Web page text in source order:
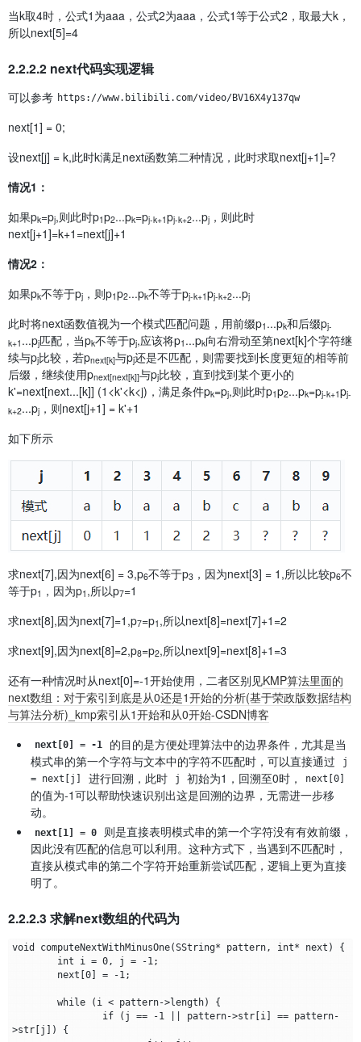
当k取4时，公式1为aaa，公式2为aaa，公式1等于公式2，取最大k，
所以next[5]=4
2.2.2.2 next代码实现逻辑
可以参考 https://www.bilibili.com/video/BV16X4y137qw
next[1] = 0;
设next[j] = k,此时k满足next函数第二种情况，此时求取next[j+1]=?
情况1：
如果pk=pj,则此时p1p2...pk=pj-k+1pj-k+2...pj ，则此时
next[j+1]=k+1=next[j]+1
情况2：
如果pk不等于pj ，则p1p2...pk不等于pj-k+1pj-k+2...pj
此时将next函数值视为一个模式匹配问题，用前缀p1 ...pk和后缀pj-
k+1 ...pj匹配，当pk不等于pj,应该将p1 ...pk向右滑动至第next[k]个字符继
续与pj比较，若pnext[k]与pj还是不匹配，则需要找到长度更短的相等前
后缀，继续使用pnext[next[k]]与pj比较，直到找到某个更小的
k'=next[next...[k]] (1<k'<k<j)，满足条件pk=pj,则此时p1p2...pk=pj-k+1pj-
k+2...pj ，则next[j+1] = k'+1
如下所示
求next[7],因为next[6] = 3,p6不等于p3 ，因为next[3] = 1,所以比较p6不
等于p1 ，因为p1 ,所以p7=1
求next[8],因为next[7]=1,p7=p1 ,所以next[8]=next[7]+1=2
求next[9],因为next[8]=2,p8=p2,所以next[9]=next[8]+1=3
还有一种情况时从next[0]=-1开始使用，二者区别见KMP算法里面的
next数组：对于索引到底是从0还是1开始的分析(基于荣政版数据结构
与算法分析)_kmp索引从1开始和从0开始-CSDN博客
next[0] = -1
的目的是方便处理算法中的边界条件，尤其是当
模式串的第一个字符与文本中的字符不匹配时，可以直接通过
j
= next[j]
进行回溯，此时 j 初始为1，回溯至0时， next[0]
的值为-1可以帮助快速识别出这是回溯的边界，无需进一步移
动。
next[1] = 0
则是直接表明模式串的第一个字符没有有效前缀，
因此没有匹配的信息可以利用。这种方式下，当遇到不匹配时，
直接从模式串的第二个字符开始重新尝试匹配，逻辑上更为直接
明了。
2.2.2.3 求解next数组的代码为
void computeNextWithMinusOne(SString* pattern, int* next) {
>str[j]) {